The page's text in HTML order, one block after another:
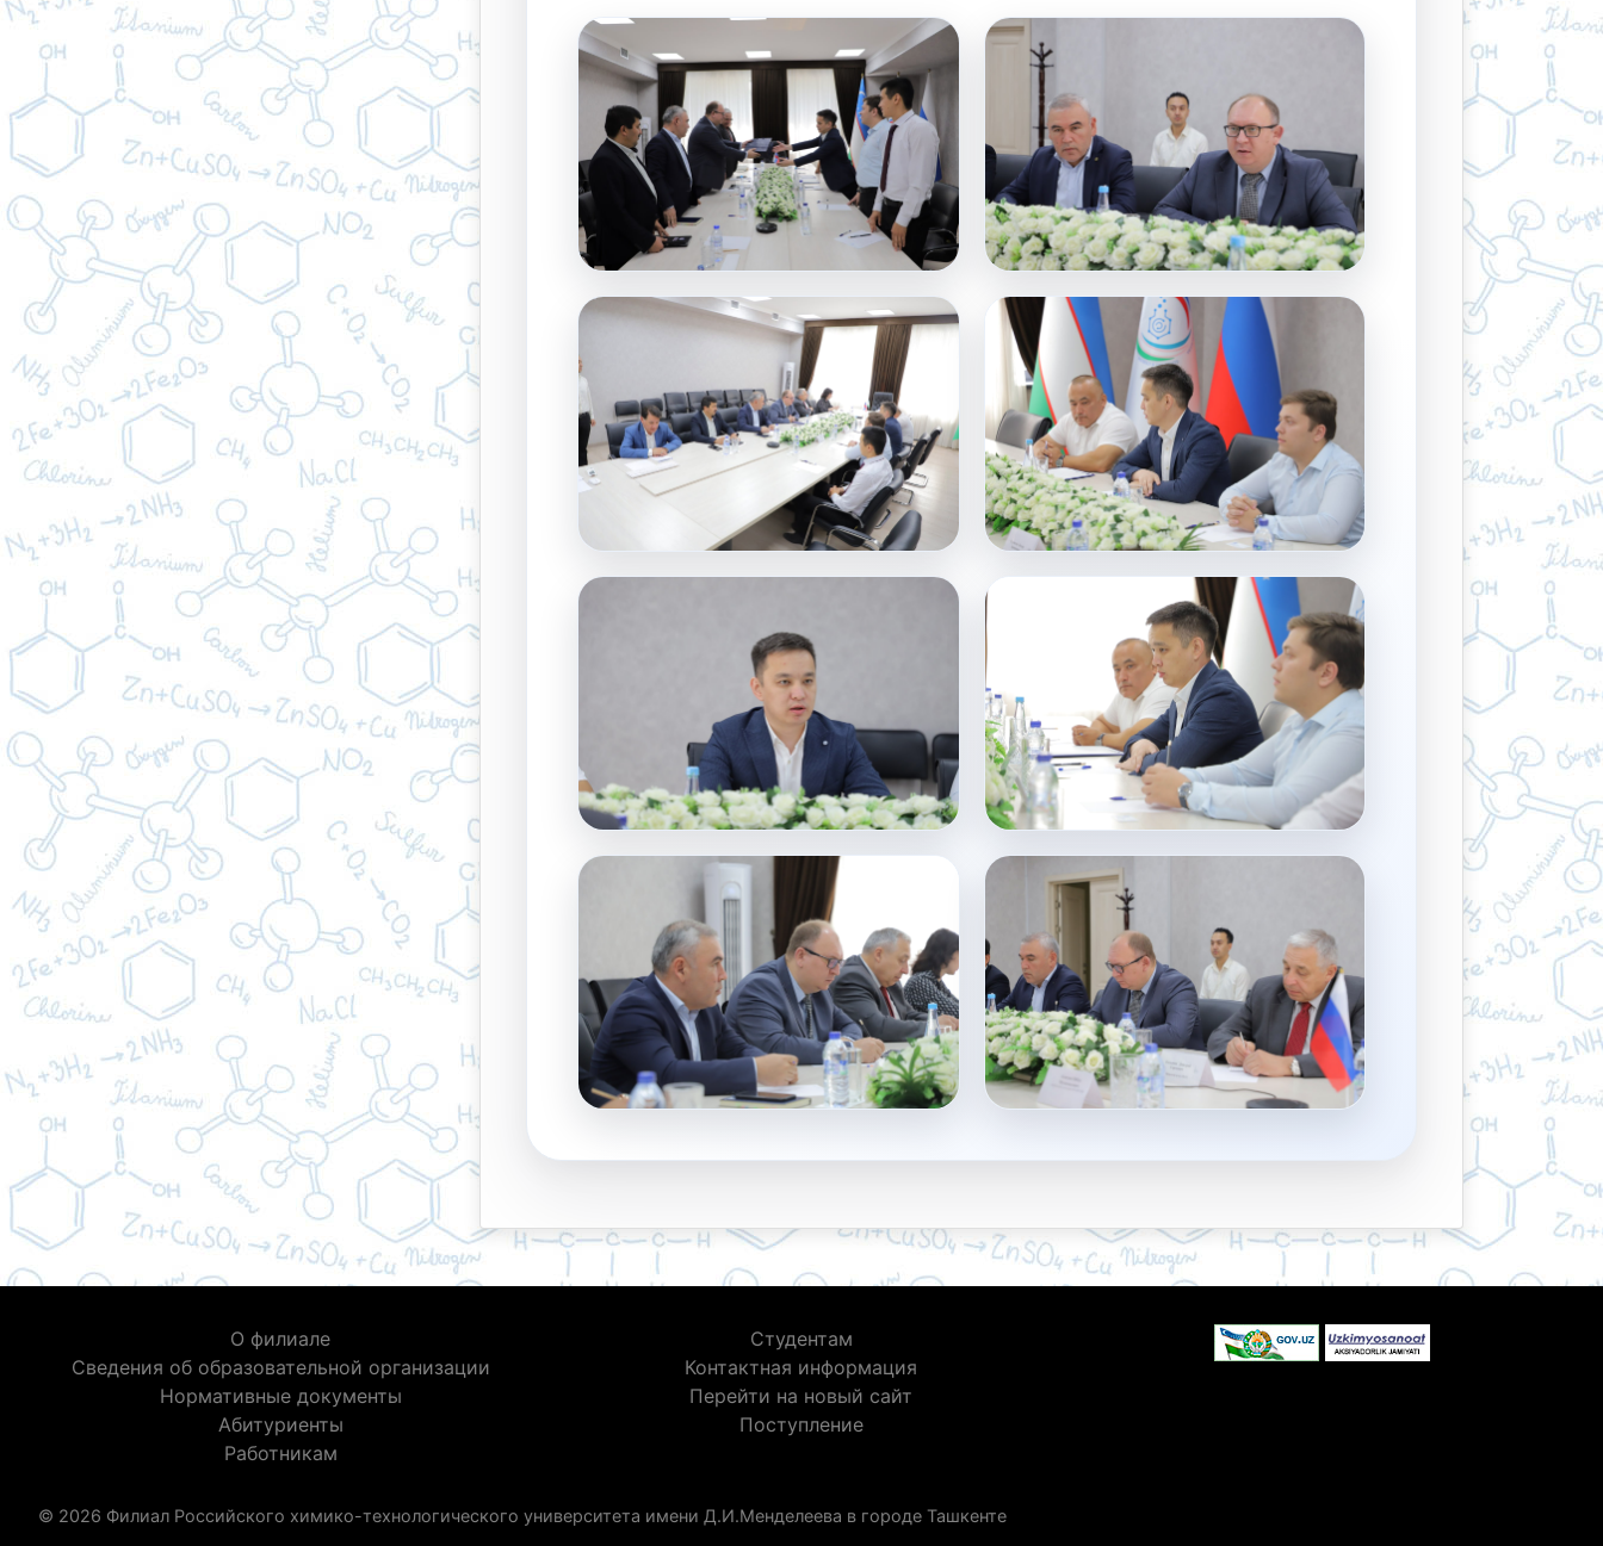
О филиале
Сведения об образовательной организации
Нормативные документы
Абитуриенты
Работникам
Студентам
Контактная информация
Перейти на новый сайт
Поступление
© 2026 Филиал Российского химико-технологического университета имени Д.И.Менделеева в городе Ташкенте